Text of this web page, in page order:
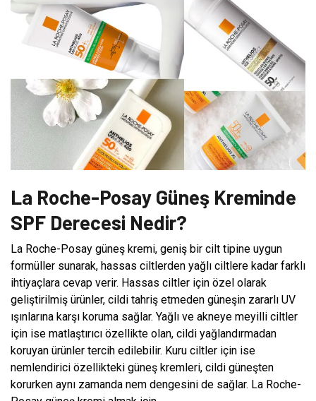
La Roche-Posay Güneş Kreminde
SPF Derecesi Nedir?
La Roche-Posay güneş kremi, geniş bir cilt tipine uygun
formüller sunarak, hassas ciltlerden yağlı ciltlere kadar farklı
ihtiyaçlara cevap verir. Hassas ciltler için özel olarak
geliştirilmiş ürünler, cildi tahriş etmeden güneşin zararlı UV
ışınlarına karşı koruma sağlar. Yağlı ve akneye meyilli ciltler
için ise matlaştırıcı özellikte olan, cildi yağlandırmadan
koruyan ürünler tercih edilebilir. Kuru ciltler için ise
nemlendirici özellikteki güneş kremleri, cildi güneşten
korurken aynı zamanda nem dengesini de sağlar. La Roche-